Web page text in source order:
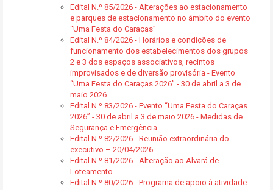
Edital N.º 85/2026 - Alterações ao estacionamento
e parques de estacionamento no âmbito do evento
“Uma Festa do Caraças”
Edital N.º 84/2026 - Horários e condições de
funcionamento dos estabelecimentos dos grupos
2 e 3 dos espaços associativos, recintos
improvisados e de diversão provisória - Evento
“Uma Festa do Caraças 2026” - 30 de abril a 3 de
maio 2026
Edital N.º 83/2026 - Evento “Uma Festa do Caraças
2026” - 30 de abril a 3 de maio 2026 - Medidas de
Segurança e Emergência
Edital N.º 82/2026 - Reunião extraordinária do
executivo – 20/04/2026
Edital N.º 81/2026 - Alteração ao Alvará de
Loteamento
Edital N.º 80/2026 - Programa de apoio à atividade